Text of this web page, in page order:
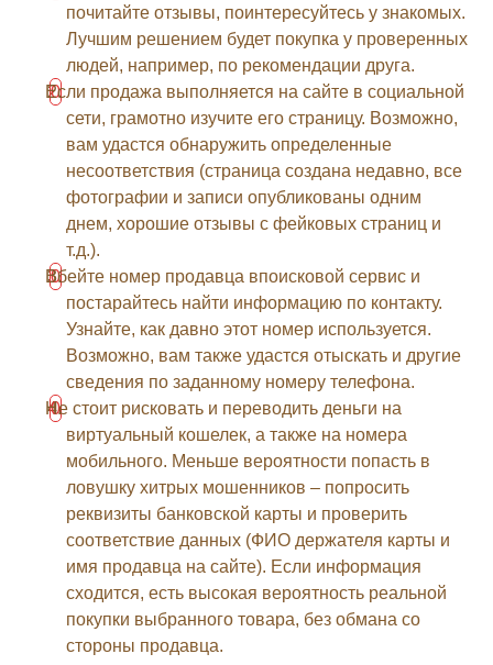
почитайте отзывы, поинтересуйтесь у знакомых.
Лучшим решением будет покупка у проверенных
людей, например, по рекомендации друга.
Если продажа выполняется на сайте в социальной
сети, грамотно изучите его страницу. Возможно,
вам удастся обнаружить определенные
несоответствия (страница создана недавно, все
фотографии и записи опубликованы одним
днем, хорошие отзывы с фейковых страниц и
т.д.).
Вбейте номер продавца впоисковой сервис и
постарайтесь найти информацию по контакту.
Узнайте, как давно этот номер используется.
Возможно, вам также удастся отыскать и другие
сведения по заданному номеру телефона.
Не стоит рисковать и переводить деньги на
виртуальный кошелек, а также на номера
мобильного. Меньше вероятности попасть в
ловушку хитрых мошенников – попросить
реквизиты банковской карты и проверить
соответствие данных (ФИО держателя карты и
имя продавца на сайте). Если информация
сходится, есть высокая вероятность реальной
покупки выбранного товара, без обмана со
стороны продавца.